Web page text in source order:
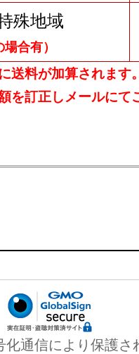
殊地域
合有）
送料が加算されます
を訂正しメールにて
化通信により保護さ